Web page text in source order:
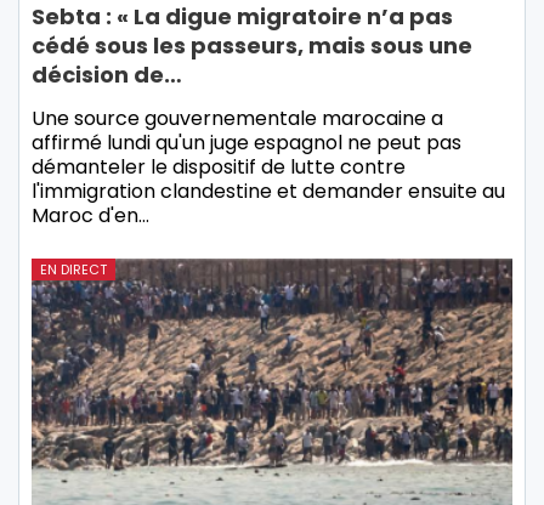
Sebta : « La digue migratoire n’a pas
cédé sous les passeurs, mais sous une
décision de…
Une source gouvernementale marocaine a
affirmé lundi qu'un juge espagnol ne peut pas
démanteler le dispositif de lutte contre
l'immigration clandestine et demander ensuite au
Maroc d'en…
EN DIRECT